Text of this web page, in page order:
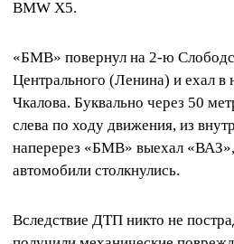
BMW X5.
«БМВ» повернул на 2-ю
Центрального (Ленина) и ехал в
Чкалова. Буквально через 50
слева по ходу движения, из
наперерез «БМВ» выехал «ВАЗ»,
автомобили столкнулись.
Вследствие ДТП никто не